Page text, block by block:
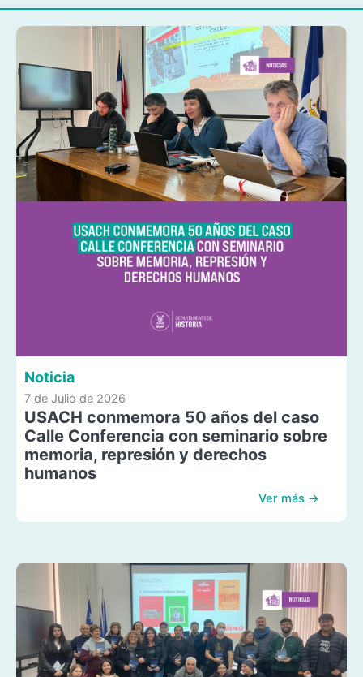
Noticia
7 de Julio de 2026
USACH conmemora 50 años del caso
Calle Conferencia con seminario sobre
memoria, represión y derechos
humanos
Ver más →